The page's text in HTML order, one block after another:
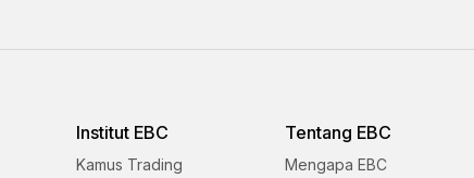
Institut EBC
Kamus Trading
Tentang EBC
Mengapa EBC